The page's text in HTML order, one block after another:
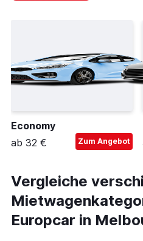
Economy
ab 32 €
Zum Angebot
Vergleiche
Europcar in